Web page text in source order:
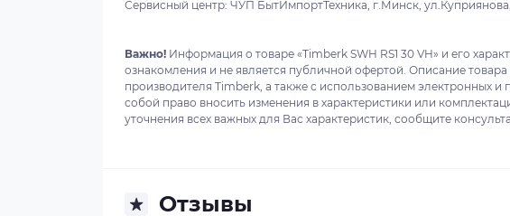
Сервисный центр: ЧУП БытИмпортТехника, г.Минск, ул.Куприянова,
Важно! Информация о товаре «Timberk SWH RS1 30 VH» и его
ознакомления и не является публичной офертой. Описание
производителя Timberk, а также с использованием электронных и
собой право вносить изменения в характеристики или
уточнения всех важных для Вас характеристик, сообщите
Отзывы